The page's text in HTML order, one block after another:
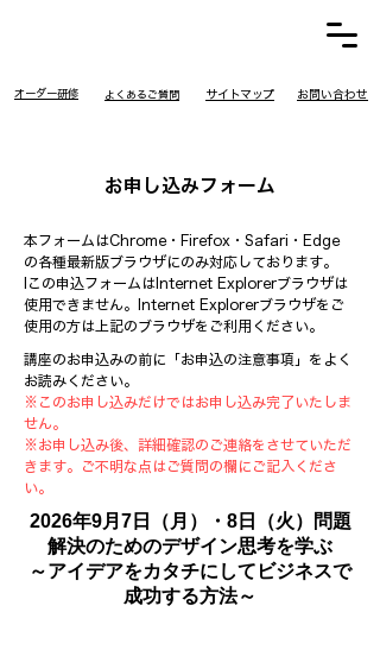
​オーダー研修 ​よくあるご質問 ​サイトマップ お問い合わせ
お申し込みフォーム
本フォームはChrome・Firefox・Safari・Edge
の各種最新版ブラウザにのみ対応しております。
Iこの申込フォームはInternet Explorerブラウザは
使用できません。Internet Explorerブラウザをご
使用の方は上記のブラウザをご利用ください。
講座のお申込みの前に「お申込の注意事項」をよく
お読みください。
※このお申し込みだけではお申し込み完了いたしま
せん。
※お申し込み後、詳細確認のご連絡をさせていただ
きます。ご不明な点はご質問の欄にご記入くださ
い。
2026年9月7日（月）・8日（火）問題
解決のためのデザイン思考を学ぶ
～アイデアをカタチにしてビジネスで
成功する方法～